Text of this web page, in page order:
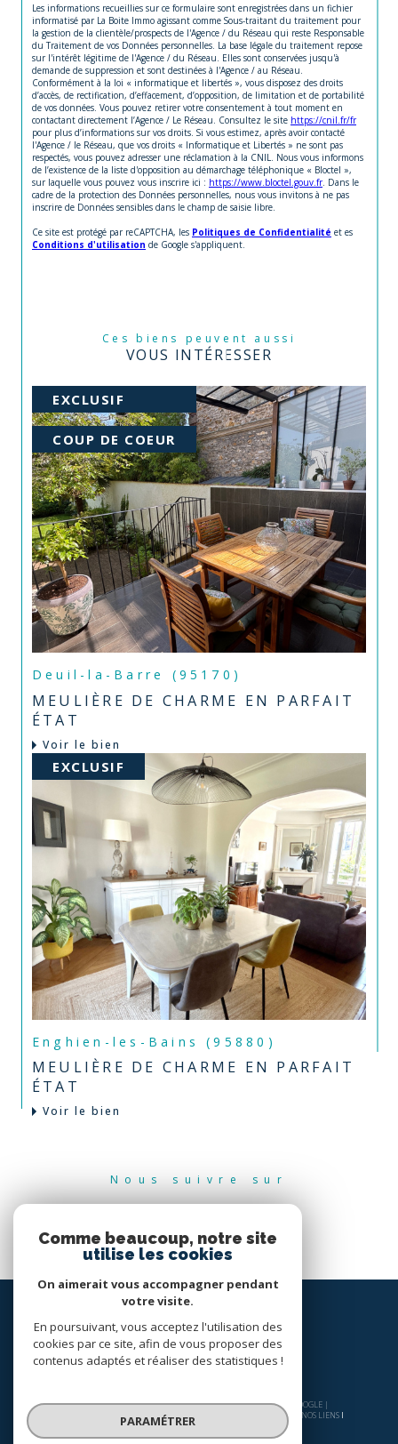
Les informations recueillies sur ce formulaire sont enregistrées dans un fichier
informatisé par La Boite Immo agissant comme Sous-traitant du traitement pour
la gestion de la clientèle/prospects de l'Agence / du Réseau qui reste Responsable
du Traitement de vos Données personnelles. La base légale du traitement repose
sur l'intérêt légitime de l'Agence / du Réseau. Elles sont conservées jusqu'à
demande de suppression et sont destinées à l'Agence / au Réseau.
Conformément à la loi « informatique et libertés », vous disposez des droits
d’accès, de rectification, d’effacement, d’opposition, de limitation et de portabilité
de vos données. Vous pouvez retirer votre consentement à tout moment en
contactant directement l’Agence / Le Réseau. Consultez le site https://cnil.fr/fr
pour plus d’informations sur vos droits. Si vous estimez, après avoir contacté
l'Agence / le Réseau, que vos droits « Informatique et Libertés » ne sont pas
respectés, vous pouvez adresser une réclamation à la CNIL. Nous vous informons
de l’existence de la liste d'opposition au démarchage téléphonique « Bloctel »,
sur laquelle vous pouvez vous inscrire ici : https://www.bloctel.gouv.fr . Dans le
cadre de la protection des Données personnelles, nous vous invitons à ne pas
inscrire de Données sensibles dans le champ de saisie libre.
Ce site est protégé par reCAPTCHA, les Politiques de Confidentialité et es
Conditions d'utilisation de Google s'appliquent.
Ces biens peuvent aussi
VOUS INTÉRESSER
EXCLUSIF
COUP DE COEUR
Deuil-la-Barre (95170)
MEULIÈRE DE CHARME EN PARFAIT
ÉTAT
Voir le bien
EXCLUSIF
Enghien-les-Bains (95880)
MEULIÈRE DE CHARME EN PARFAIT
ÉTAT
Voir le bien
Nous suivre sur
© 2026 | TOUS DROITS RÉSERVÉS | TRADUCTION POWERED BY GOOGLE |
NOS HONORAIRES
PLAN DU SITE MENTIONS LÉGALES ADMIN
NOS LIENS
POLITIQUE RGPD
Comme beaucoup, notre site
utilise les cookies
On aimerait vous accompagner pendant
votre visite.
En poursuivant, vous acceptez l'utilisation des
cookies par ce site, afin de vous proposer des
contenus adaptés et réaliser des statistiques !
PARAMÉTRER